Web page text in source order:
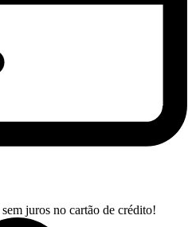
sem juros no cartão de crédito!